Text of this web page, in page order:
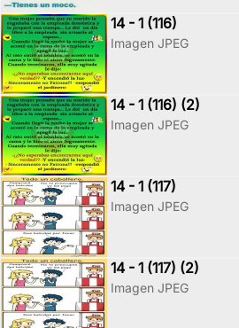
14 - 1 (116)
Imagen JPEG
14 - 1 (116) (2)
Imagen JPEG
14 - 1 (117)
Imagen JPEG
14 - 1 (117) (2)
Imagen JPEG